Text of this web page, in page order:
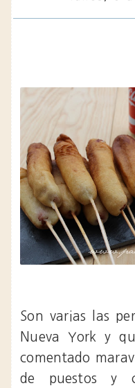
Son varias las
Nueva York y
comentado
de puestos y